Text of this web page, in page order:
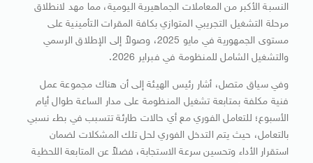
النسبة الأكبر من المعاملات الجماهيرية اليومية، مما مهد لانطلاق
مرحلة التشغيل التجريبي المتوازي بكافة المقرات التأمينية على
مستوى الجمهورية في مايو 2025، وصولاً إلى الإطلاق الرسمي
والتشغيل الشامل للمنظومة في فبراير 2026.
وفي سياق متصل، أشار رئيس الهيئة إلى أن هناك مجموعة عمل
فنية مكلفة بمتابعة تشغيل المنظومة على مدار الساعة طوال أيام
الأسبوع؛ للتعامل الفوري مع أي حالات طارئة تتسبب في بطء نسبي
بالتعامل، حيث يتم التدخل الفوري لحل تلك المشكلات لضمان
استقرار الأداء وتحسين سرعة الاستجابة، فضلاً عن المتابعة اللحظية